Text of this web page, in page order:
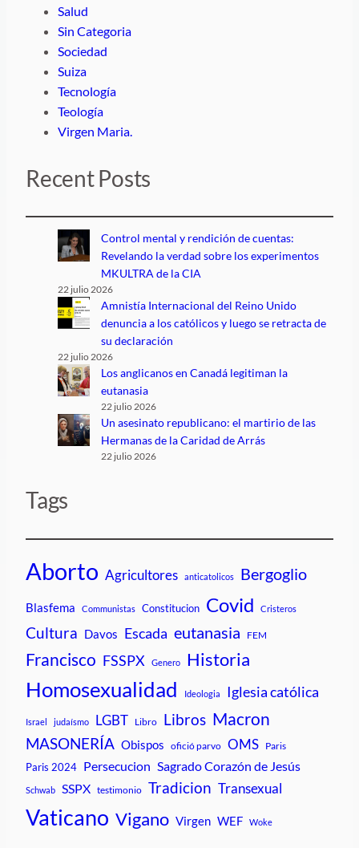
Salud
Sin Categoria
Sociedad
Suiza
Tecnología
Teología
Virgen Maria.
Recent Posts
Control mental y rendición de cuentas:
Revelando la verdad sobre los experimentos
MKULTRA de la CIA
22 julio 2026
Amnistía Internacional del Reino Unido
denuncia a los católicos y luego se retracta de
su declaración
22 julio 2026
Los anglicanos en Canadá legitiman la
eutanasia
22 julio 2026
Un asesinato republicano: el martirio de las
Hermanas de la Caridad de Arrás
22 julio 2026
Tags
Aborto Agricultores anticatolicos Bergoglio
Blasfema Communistas Constitucion Covid Cristeros
Cultura Davos Escada eutanasia FEM
Francisco FSSPX Genero Historia
Homosexualidad Ideologia Iglesia católica
Israel judaísmo LGBT Libro Libros Macron
MASONERÍA Obispos ofició parvo OMS Paris
Paris 2024 Persecucion Sagrado Corazón de Jesús
Schwab SSPX testimonio Tradicion Transexual
Vaticano Vigano Virgen WEF Woke